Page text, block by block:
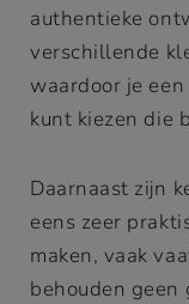
authentieke
verschillende
waardoor je
kunt kiezen die
Daarnaast zijn
eens zeer
maken, vaak
behouden